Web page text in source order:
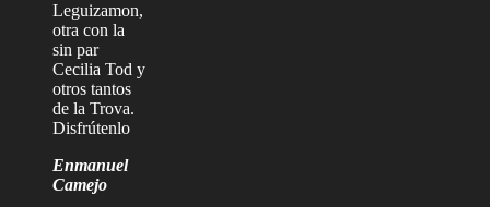
Leguizamon,
otra con la
sin par
Cecilia Tod y
otros tantos
de la Trova.
Disfrútenlo
Enmanuel
Camejo